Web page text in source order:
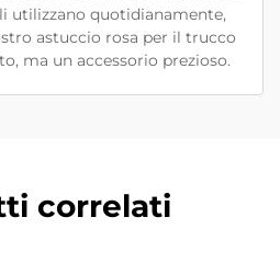
utilizzano quotidianamente,
astuccio rosa per il trucco
ma un accessorio prezioso.
correlati